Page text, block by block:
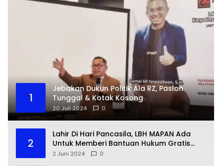
1
Jebakan Dukun Politik Ala RZ, Paslon
Tunggal & Kotak Kosong
20 Juli 2024 0
2
Lahir Di Hari Pancasila, LBH MAPAN Ada
Untuk Memberi Bantuan Hukum Gratis
Bagi Masyarakat Kurang Mampu
2 Juni 2024 0